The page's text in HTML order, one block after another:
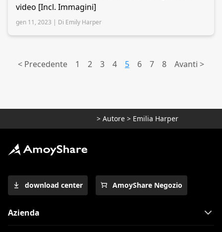
video [Incl. Immagini]
gen 11, 2023 | Di Emily Harper
< Precedente 1 2 3 4 5 6 7 8 Avanti >
> Autore> Emilia Harper
download center AmoyShare Negozio
Azienda